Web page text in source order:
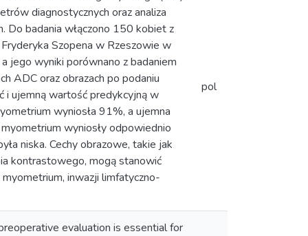
diagnostycznych oraz analiza
Do badania włączono 150 kobiet z
Szopena w Rzeszowie w
jego wyniki porównano z badaniem
ADC oraz obrazach po podaniu
i ujemną wartość predykcyjną w
wyniosła 91%, a ujemna
wyniosły odpowiednio
niska. Cechy obrazowe, takie jak
kontrastowego, mogą stanowić
inwazji limfatyczno-
pol
evaluation is essential for